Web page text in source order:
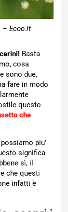
– Ecoo.it
Basta
cosa
sono due,
fare in modo
questo
che
piu’
significa
sì, il
che questi
infatti è